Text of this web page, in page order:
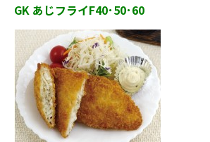
GK あじフライF40･50･60